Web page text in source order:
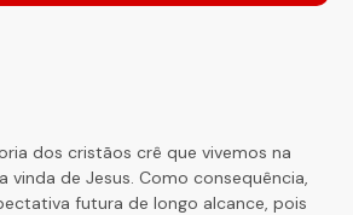
dos cristãos crê que vivemos na
vinda de Jesus. Como consequência,
futura de longo alcance, pois